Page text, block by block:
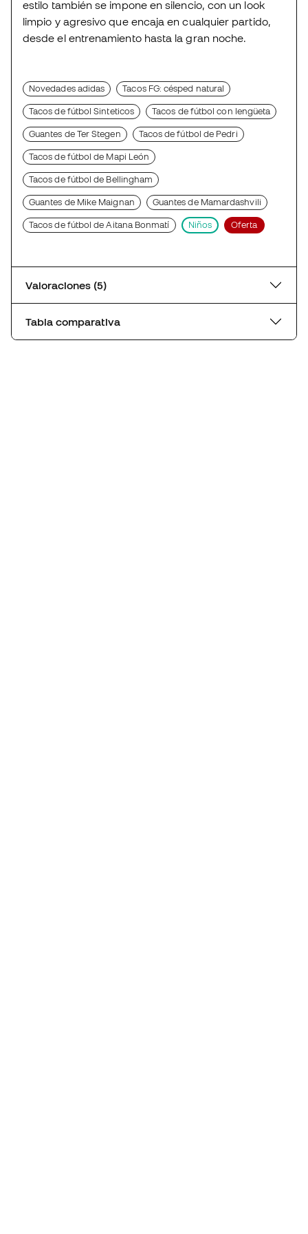
estilo también se impone en silencio, con un look
limpio y agresivo que encaja en cualquier partido,
desde el entrenamiento hasta la gran noche.
Novedades adidas Tacos FG: césped natural
Tacos de fútbol Sinteticos Tacos de fútbol con lengüeta
Guantes de Ter Stegen Tacos de fútbol de Pedri
Tacos de fútbol de Mapi León
Tacos de fútbol de Bellingham
Guantes de Mike Maignan Guantes de Mamardashvili
Tacos de fútbol de Aitana Bonmatí Niños Oferta
Valoraciones (5)
Tabla comparativa